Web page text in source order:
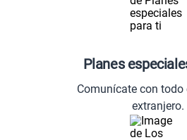
Planes
Comunícate con todo
extranjero.